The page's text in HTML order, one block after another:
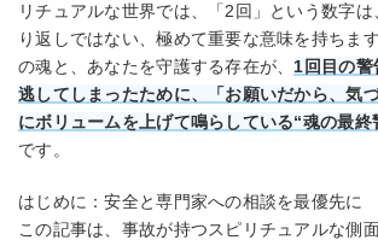
リチュアルな世界では、「2回」という数字
り返しではない、極めて重要な意味を持ちま
の魂と、あなたを守護する存在が、 1回目の警
逃してしまったために、「お願いだから、気
にボリュームを上げて鳴らしている“魂の最終
です。
はじめに：安全と専門家への相談を最優先に
この記事は、事故が持つスピリチュアルな側